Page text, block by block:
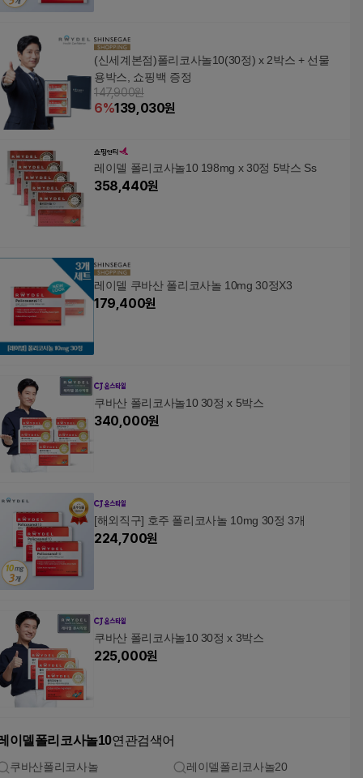
(신세계본점)폴리코사놀10(30정) x 2박스 + 선물
용박스, 쇼핑백 증정
147,900원
6%139,030원
레이델 폴리코사놀10 198mg x 30정 5박스 Ss
358,440원
레이델 쿠바산 폴리코사놀 10mg 30정X3
179,400원
쿠바산 폴리코사놀10 30정 x 5박스
340,000원
[해외직구] 호주 폴리코사놀 10mg 30정 3개
224,700원
쿠바산 폴리코사놀10 30정 x 3박스
225,000원
이델폴리코사놀10연관검색어
쿠바산폴리코사놀 레이델폴리코사놀20